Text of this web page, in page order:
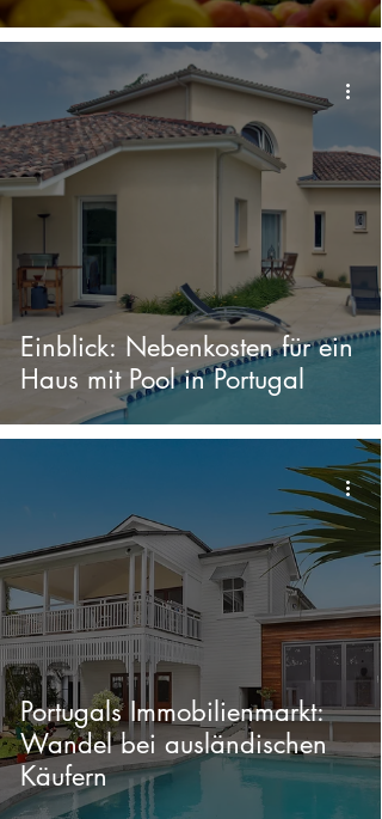
Einblick: Nebenkosten für ein
Haus mit Pool in Portugal
Portugals Immobilienmarkt:
Wandel bei ausländischen
Käufern